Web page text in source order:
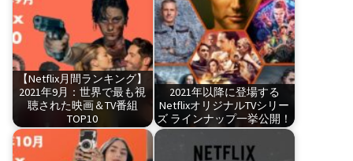
【Netflix月間ランキング】
2021年9月：世界で最も視
聴された映画＆TV番組
TOP10
2021年以降に登場する
NetflixオリジナルTVシリー
ズ ラインナップ一挙公開！